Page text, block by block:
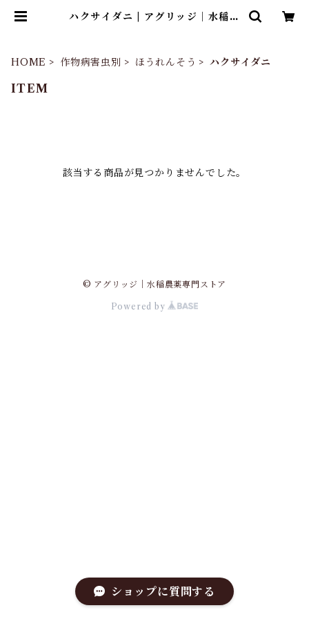
ハクサイダニ | アグリッジ｜水稲農
HOME 作物病害虫別 ほうれんそう ハクサイダニ
ITEM
該当する商品が見つかりませんでした。
© アグリッジ｜水稲農薬専門ストア
Powered by
ショップに質問する